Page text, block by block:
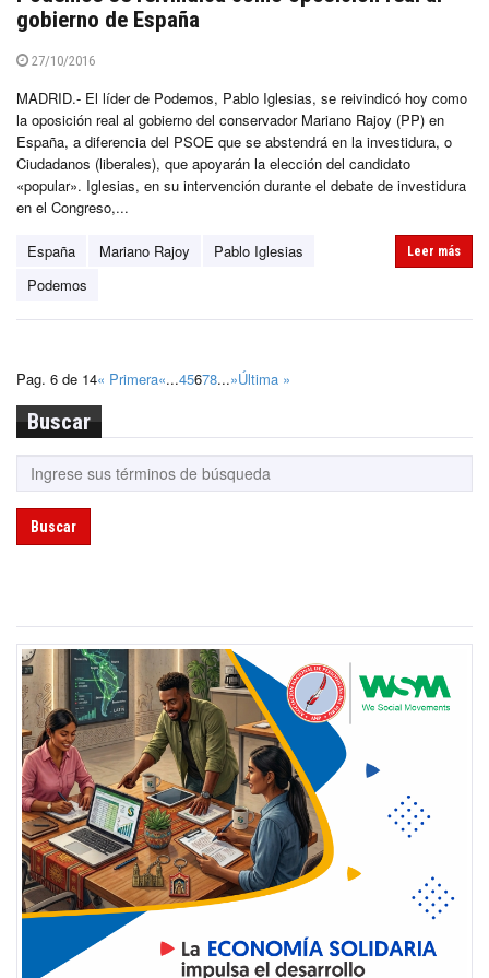
gobierno de España
27/10/2016
MADRID.- El líder de Podemos, Pablo Iglesias, se reivindicó hoy como
la oposición real al gobierno del conservador Mariano Rajoy (PP) en
España, a diferencia del PSOE que se abstendrá en la investidura, o
Ciudadanos (liberales), que apoyarán la elección del candidato
«popular». Iglesias, en su intervención durante el debate de investidura
en el Congreso,...
España Mariano Rajoy
Pablo Iglesias
Podemos
Leer más
Pag. 6 de 14« Primera«...45678...»Última »
Buscar
Buscar